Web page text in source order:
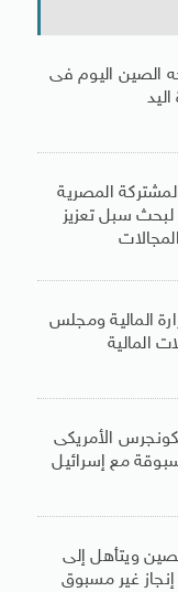
الصين اليوم فى
المشتركة المصرية
سبل تعزيز
المالية ومجلس
المالية
الأمريكى
مع إسرائيل
ويتأهل إلى
غير مسبوق